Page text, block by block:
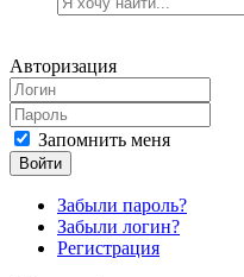
Авторизация
Запомнить меня
Войти
Забыли пароль?
Забыли логин?
Регистрация